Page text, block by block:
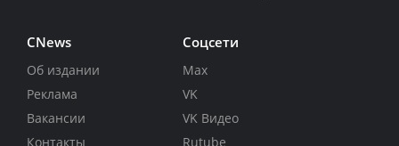
CNews
Об издании
Реклама
Вакансии
Контакты
Соцсети
Max
VK
VK Видео
Rutube